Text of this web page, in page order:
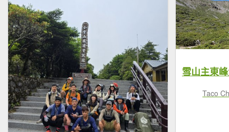
雪山主東
Taco